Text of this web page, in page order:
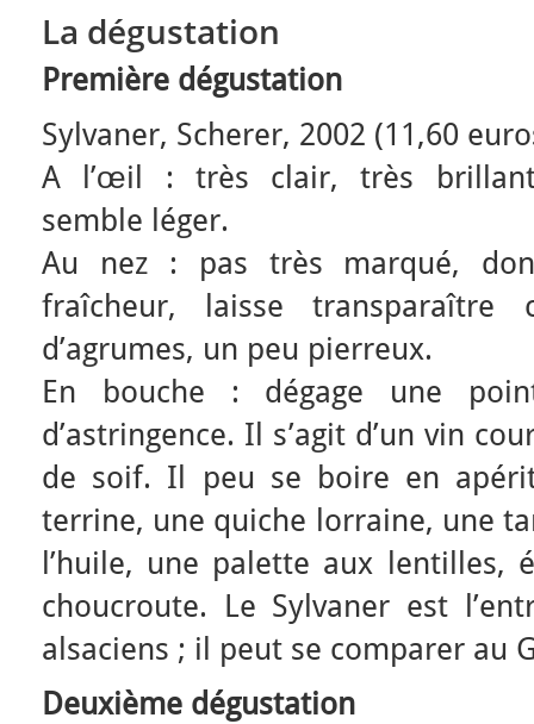
La dégustation
Première dégustation
Sylvaner, Scherer, 2002 (11,60
A l’œil : très clair, très brillant,
semble léger.
Au nez : pas très marqué,
fraîcheur, laisse transparaître
d’agrumes, un peu pierreux.
En bouche : dégage une
d’astringence. Il s’agit d’un vin
de soif. Il peu se boire en
terrine, une quiche lorraine, une
l’huile, une palette aux lentilles,
choucroute. Le Sylvaner est
alsaciens ; il peut se comparer au
Deuxième dégustation